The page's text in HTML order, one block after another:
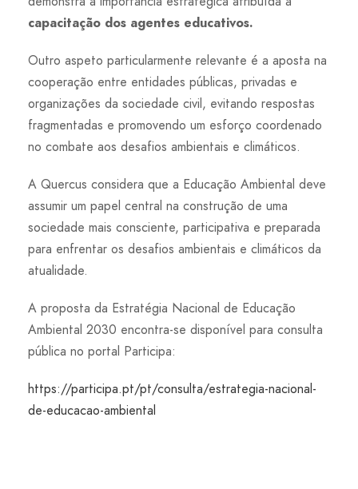
capacitação dos agentes educativos.
Outro aspeto particularmente relevante é a aposta na
cooperação entre entidades públicas, privadas e
organizações da sociedade civil, evitando respostas
fragmentadas e promovendo um esforço coordenado
no combate aos desafios ambientais e climáticos.
A Quercus considera que a Educação Ambiental deve
assumir um papel central na construção de uma
sociedade mais consciente, participativa e preparada
para enfrentar os desafios ambientais e climáticos da
atualidade.
A proposta da Estratégia Nacional de Educação
Ambiental 2030 encontra-se disponível para consulta
pública no portal Participa:
https://participa.pt/pt/consulta/estrategia-nacional-
de-educacao-ambiental